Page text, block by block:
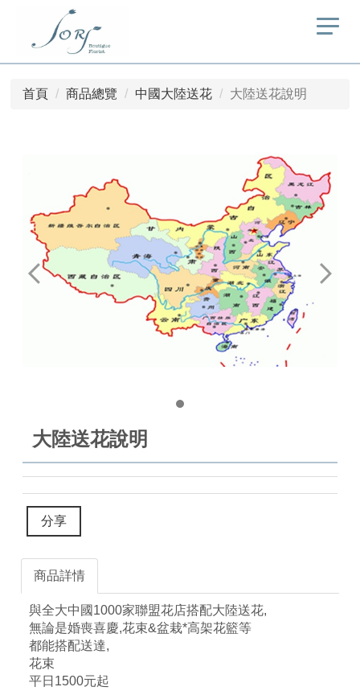
首頁 商品總覽 中國大陸送花 大陸送花說明
大陸送花說明
分享
商品詳情
與全大中國1000家聯盟花店搭配大陸送花,
無論是婚喪喜慶,花束&盆栽*高架花籃等
都能搭配送達,
花束
平日1500元起